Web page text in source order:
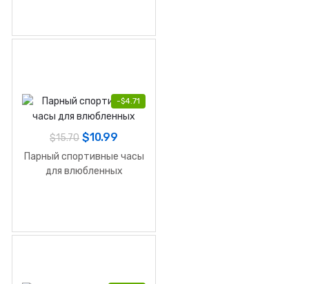
-$4.71
$15.70 $10.99
Парный спортивные часы
для влюбленных